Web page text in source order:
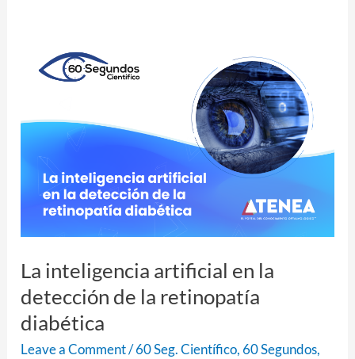
La inteligencia artificial en la
detección de la retinopatía
diabética
Leave a Comment/60 Seg. Científico, 60 Segundos,
inteligencia
detección
retinopatía
diabética